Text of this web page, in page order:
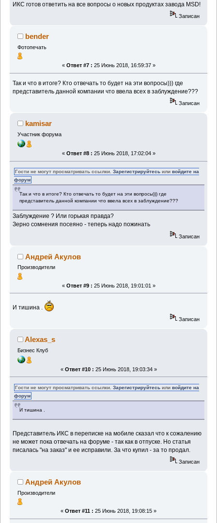
ИКС готов ответить на все вопросы о новых продуктах завода MSD!
Записан
bender
Фотопечать
« Ответ #7 : 25 Июнь 2018, 16:59:37 »
Так и что в итоге? Кто отвечать то будет на эти вопросы))) где
представитель данной компании что ввела всех в заблуждение???
Записан
kamisar
Участник форума
« Ответ #8 : 25 Июнь 2018, 17:02:04 »
Гости не могут просматривать ссылки.Зарегистрируйтесь иливойдите на
форум
Так и что в итоге? Кто отвечать то будет на эти вопросы))) где
представитель данной компании что ввела всех в заблуждение???
Заблуждение ? Или горькая правда?
Зерно сомнения посеяно - теперь надо пожинать
Записан
Андрей Акулов
Производители
« Ответ #9 : 25 Июнь 2018, 19:01:01 »
И тишина .
Записан
Alexas_s
Бизнес Клуб
« Ответ #10 : 25 Июнь 2018, 19:03:34 »
Гости не могут просматривать ссылки.Зарегистрируйтесь иливойдите на
форум
И тишина .
Представитель ИКС в переписке на мобиле сказал что к сожалению
не может пока отвечать на форуме - так как в отпуске. Но статья
писалась "на заказ" и ее исправили. За что купил - за то продал.
Записан
Андрей Акулов
Производители
« Ответ #11 : 25 Июнь 2018, 19:08:15 »